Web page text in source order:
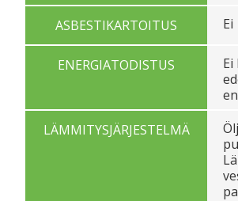
ASBESTIKARTOITUS
Ei
ENERGIATODISTUS
Ei
LÄMMITYSJÄRJESTELMÄ